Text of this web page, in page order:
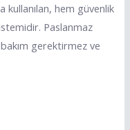
kullanılan, hem güvenlik
Paslanmaz
gerektirmez ve